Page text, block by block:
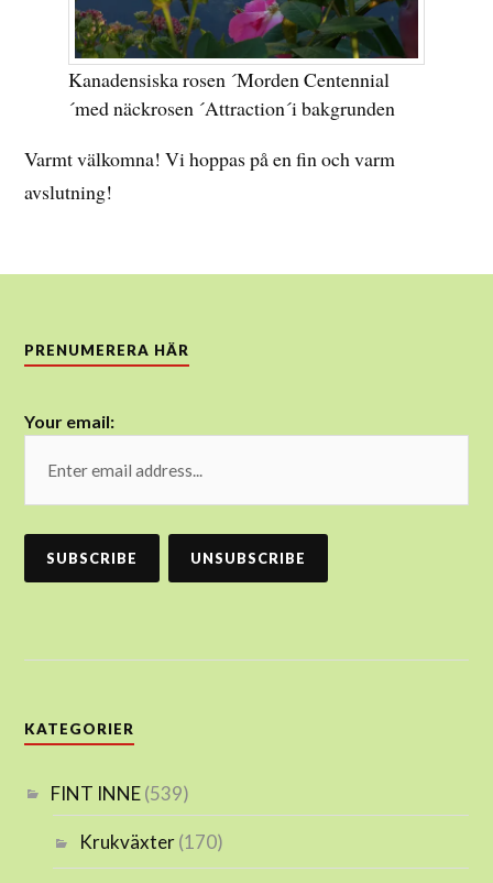
Kanadensiska rosen ´Morden Centennial
´med näckrosen ´Attraction´i bakgrunden
Varmt välkomna! Vi hoppas på en fin och varm
avslutning!
PRENUMERERA HÄR
Your email:
KATEGORIER
FINT INNE(539)
Krukväxter(170)